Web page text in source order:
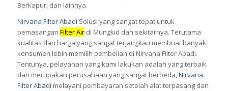
Berkapur, dan lainnya.
Nirvana Filter Abadi Solusi yang sangat tepat untuk
pemasangan Filter Airdi Mungkid dan sekitarnya. Terutama
kualitas dan harga yang sangat terjangkau membuat banyak
konsumen lebih memilih pembelian di Nirvana Filter Abadi.
Tentunya, pelayanan yang kami lakukan adalah yang terbaik
dan merupakan perusahaan yang sangat berbeda,Nirvana
Filter Abadi melayani pembayaran setelah alat terpasang dan